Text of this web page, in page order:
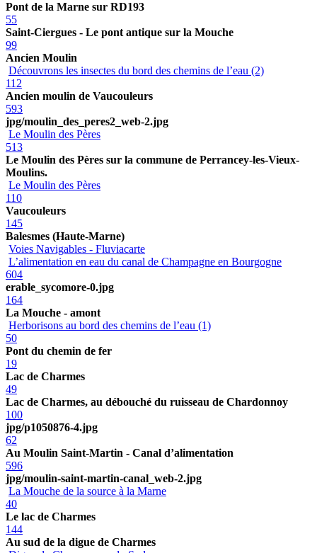
Pont de la Marne sur RD193
55
Saint-Ciergues - Le pont antique sur la Mouche
99
Ancien Moulin
Découvrons les insectes du bord des chemins de l’eau (2)
112
Ancien moulin de Vaucouleurs
593
jpg/moulin_des_peres2_web-2.jpg
Le Moulin des Pères
513
Le Moulin des Pères sur la commune de Perrancey-les-Vieux-
Moulins.
Le Moulin des Pères
110
Vaucouleurs
145
Balesmes (Haute-Marne)
Voies Navigables - Fluviacarte
L’alimentation en eau du canal de Champagne en Bourgogne
604
erable_sycomore-0.jpg
164
La Mouche - amont
Herborisons au bord des chemins de l’eau (1)
50
Pont du chemin de fer
19
Lac de Charmes
49
Lac de Charmes, au débouché du ruisseau de Chardonnoy
100
jpg/p1050876-4.jpg
62
Au Moulin Saint-Martin - Canal d’alimentation
596
jpg/moulin-saint-martin-canal_web-2.jpg
La Mouche de la source à la Marne
40
Le lac de Charmes
144
Au sud de la digue de Charmes